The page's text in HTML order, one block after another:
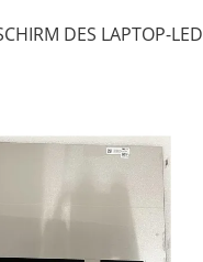
DES LAPTOP-LED